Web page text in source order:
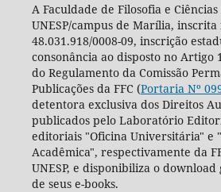
A Faculdade de Filosofia e Ciências
UNESP/campus de Marília, inscrita
48.031.918/0008-09, inscrição
consonância ao disposto no Artigo
do Regulamento da Comissão
Publicações da FFC (Portaria Nº
detentora exclusiva dos Direitos
publicados pelo Laboratório
editoriais "Oficina Universitária" e
Acadêmica", respectivamente da
UNESP, e disponibiliza o
de seus e-books.